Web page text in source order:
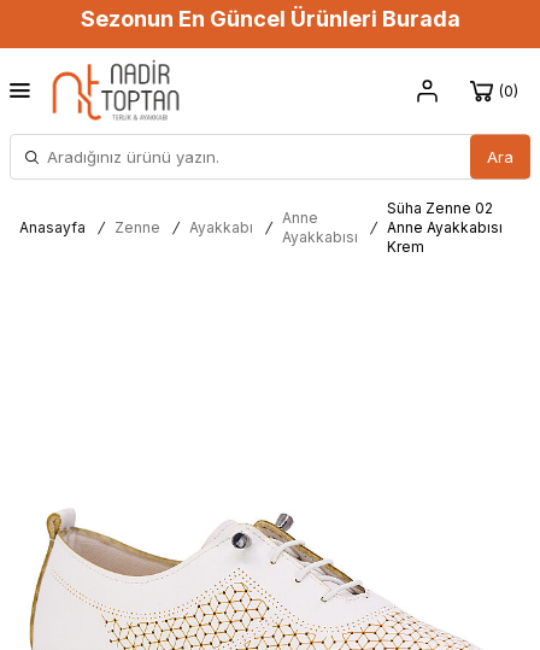
Sezonun En Güncel Ürünleri Burada
Ara
0
Anasayfa / Zenne / Ayakkabı /
Anne
Ayakkabısı
/
Süha Zenne 02
Anne Ayakkabısı
Krem